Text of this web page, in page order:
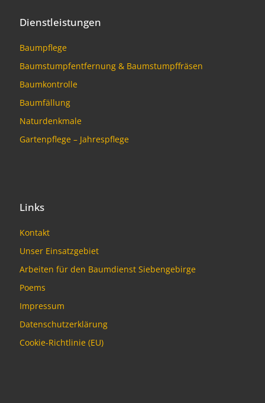
Dienstleistungen
Baumpflege
Baumstumpfentfernung & Baumstumpffräsen
Baumkontrolle
Baumfällung
Naturdenkmale
Gartenpflege – Jahrespflege
Links
Kontakt
Unser Einsatzgebiet
Arbeiten für den Baumdienst Siebengebirge
Poems
Impressum
Datenschutzerklärung
Cookie-Richtlinie (EU)